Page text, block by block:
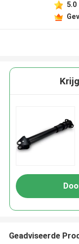
5.0
Geadviseerde